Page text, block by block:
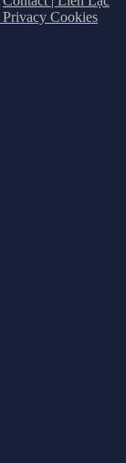
Privacy Cookies